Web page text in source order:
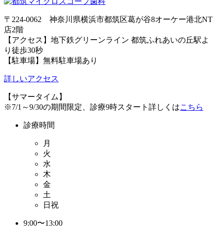
〒224-0062 神奈川県横浜市都筑区葛が谷8オーケー港北NT
店2階
【アクセス】地下鉄グリーンライン 都筑ふれあいの丘駅よ
り徒歩30秒
【駐車場】無料駐車場あり
詳しいアクセス
【サマータイム】
※7/1～9/30の期間限定、診療9時スタート詳しくはこちら
診療時間
月
火
水
木
金
土
日祝
9:00〜13:00